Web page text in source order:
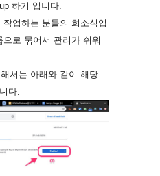
하기 입니다.
업하는 분들의 희소식입
로 묶어서 관리가 쉬워
서는 아래와 같이 해당
다.